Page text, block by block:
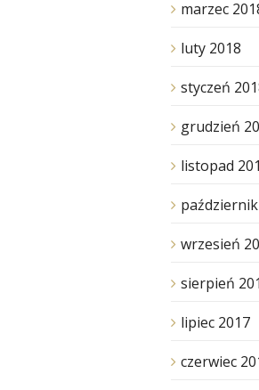
marzec
luty 2018
styczeń
grudzień
listopad
wrzesień
sierpień
lipiec 2017
czerwiec